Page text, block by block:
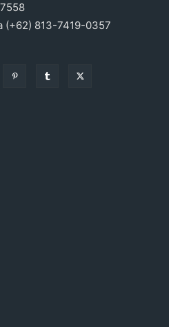
(+62) 813-7419-0357